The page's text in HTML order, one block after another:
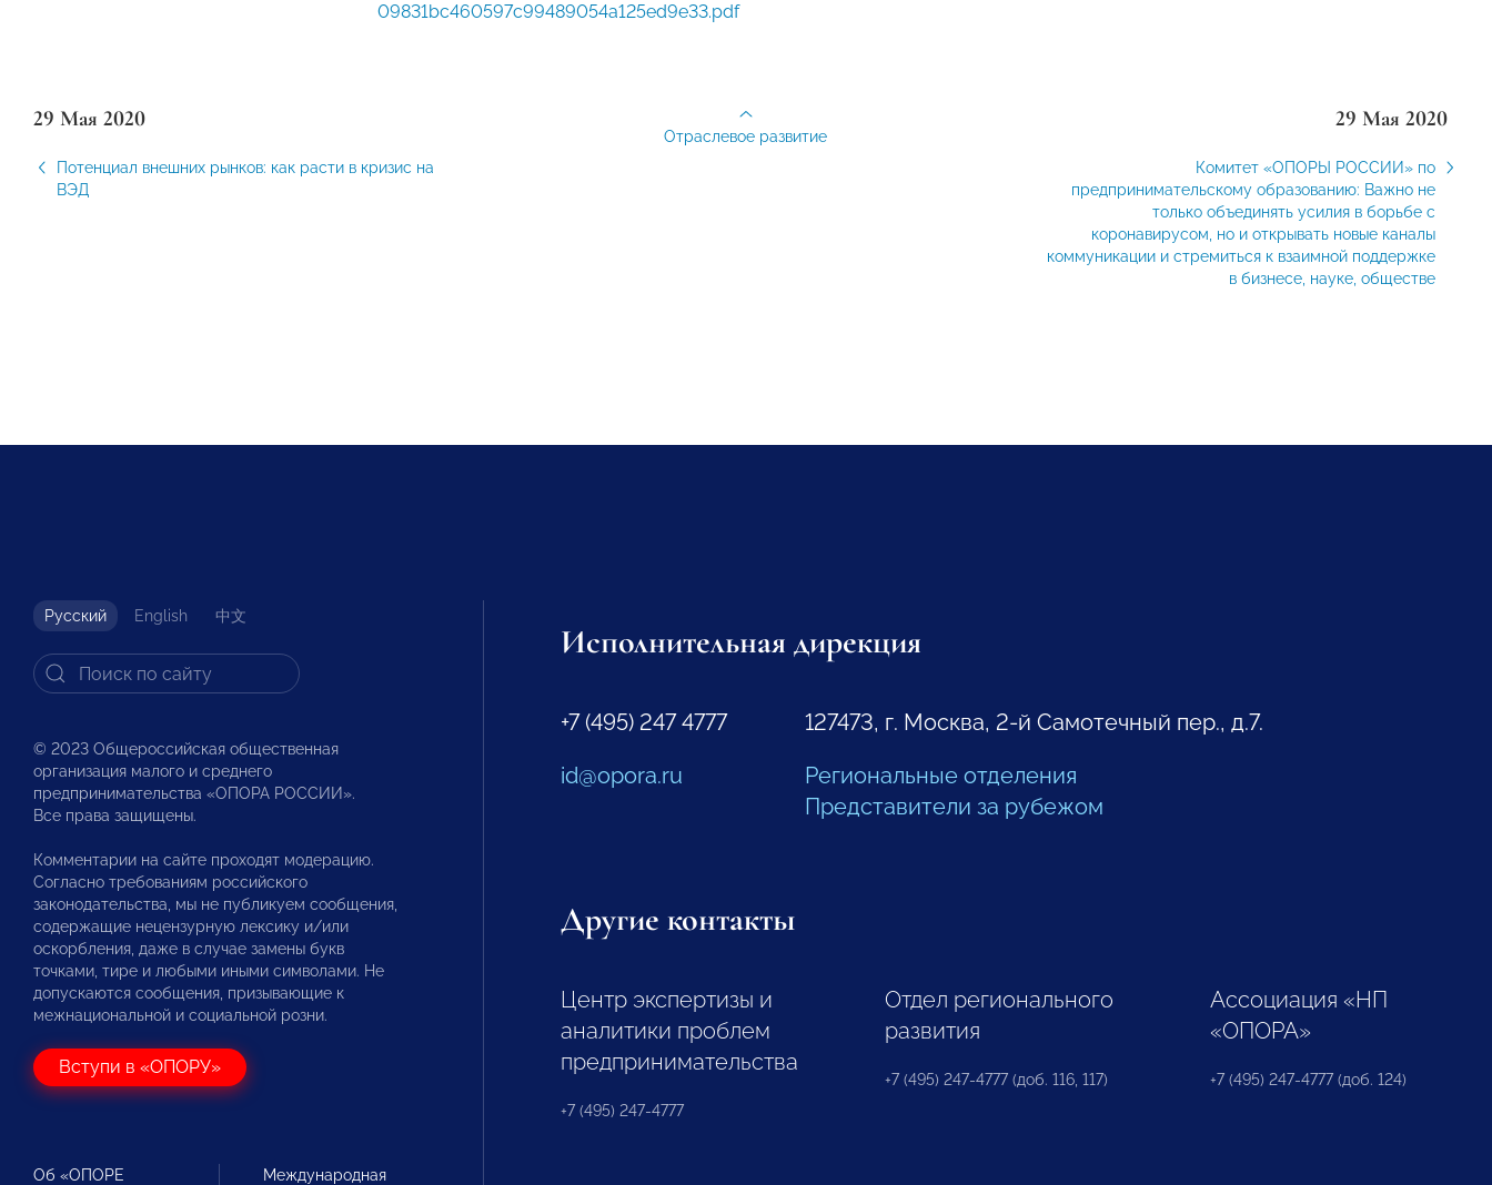
09831bc460597c99489054a125ed9e33.pdf
29 Мая 2020
Потенциал внешних рынков: как расти в кризис на
ВЭД
29 Мая 2020
Комитет «ОПОРЫ РОССИИ» по
предпринимательскому образованию: Важно не
только объединять усилия в борьбе с
коронавирусом, но и открывать новые каналы
коммуникации и стремиться к взаимной поддержке
в бизнесе, науке, обществе
Отраслевое развитие
Русский English 中文
© 2023 Общероссийская общественная
организация малого и среднего
предпринимательства «ОПОРА РОССИИ».
Все права защищены.
Комментарии на сайте проходят модерацию.
Согласно требованиям российского
законодательства, мы не публикуем сообщения,
содержащие нецензурную лексику и/или
оскорбления, даже в случае замены букв
точками, тире и любыми иными символами. Не
допускаются сообщения, призывающие к
межнациональной и социальной розни.
Вступи в «ОПОРУ»
Об «ОПОРЕ
Международная
Исполнительная дирекция
+7 (495) 247 4777
id@opora.ru
127473, г. Москва, 2-й Самотечный пер., д.7.
Региональные отделения
Представители за рубежом
Другие контакты
Центр экспертизы и
аналитики проблем
предпринимательства
+7 (495) 247-4777
Отдел регионального
развития
+7 (495) 247-4777 (доб. 116, 117)
Ассоциация «НП
«ОПОРА»
+7 (495) 247-4777 (доб. 124)